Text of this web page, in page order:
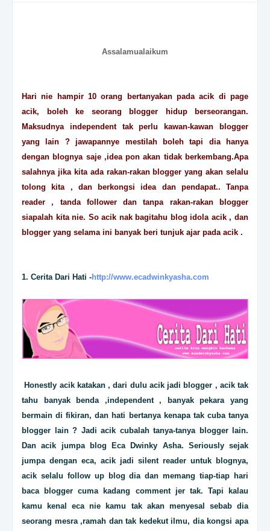
Assalamualaikum
Hari nie hampir 10 orang bertanyakan pada acik di page
acik, boleh ke seorang blogger hidup berseorangan.
Maksudnya independent tak perlu kawan-kawan blogger
yang lain ? jawapannye mestilah boleh tapi dia hanya
dengan blognya saje ,idea pon akan tidak berkembang.Apa
salahnya jika kita ada rakan-rakan blogger yang akan selalu
tolong kita , dan berkongsi idea dan pendapat.. Tanpa
reader , tanda follower dan tanpa rakan-rakan blogger
siapalah kita nie. So acik nak bagitahu blog idola acik , dan
blogger yang selama ini banyak beri tunjuk ajar pada acik .
1. Cerita Dari Hati -http://www.ecadwinkyasha.com
Honestly acik katakan , dari dulu acik jadi blogger , acik tak
tahu banyak benda ,independent , banyak pekara yang
bermain di fikiran, dan hati bertanya kenapa tak cuba tanya
blogger lain ? Jadi acik cubalah tanya-tanya blogger lain.
Dan acik jumpa blog Eca Dwinky Asha. Seriously sejak
jumpa dengan eca, acik jadi silent reader untuk blognya,
acik selalu follow up blog dia dan memang tiap-tiap hari
baca blogger cuma kadang comment jer tak. Tapi kalau
kamu kenal eca nie kamu tak akan menyesal sebab dia
seorang mesra ,ramah dan tak kedekut ilmu, dia kongsi apa